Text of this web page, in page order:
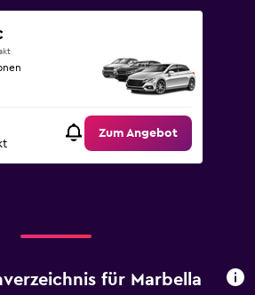
Zum Angebot
für Marbella